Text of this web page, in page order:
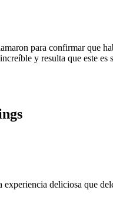
para confirmar que
y resulta que este
deliciosa que